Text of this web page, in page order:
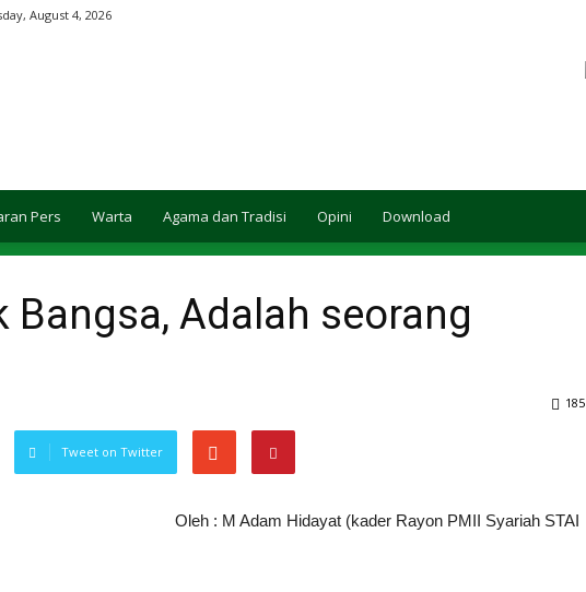
August 4, 2026
Pers Warta Agama dan Tradisi Opini Download
Bangsa, Adalah seorang
185
Tweet on Twitter
‎Oleh : M Adam Hidayat (kader Rayon PMII Syariah STAI